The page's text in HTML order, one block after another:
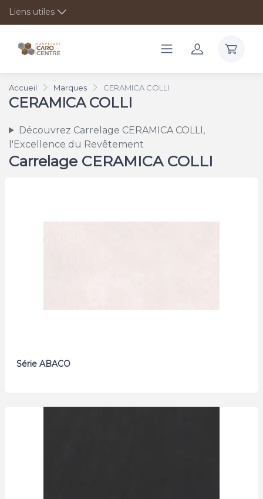
Liens utiles
Accueil Marques CERAMICA COLLI
CERAMICA COLLI
Découvrez Carrelage CERAMICA COLLI,
l'Excellence du Revêtement
Carrelage CERAMICA COLLI
Série ABACO